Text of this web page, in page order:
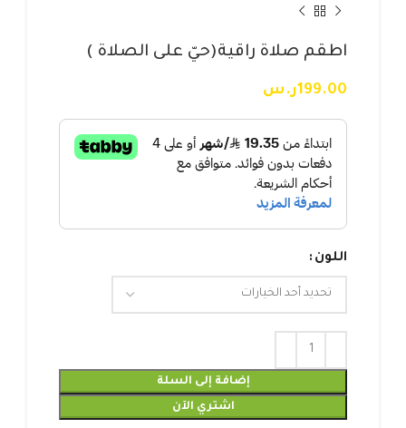
اطقم صلاة راقية(حيّ على الصلاة )
199.00ر.س
اللون
إضافة إلى السلة
اشتري الآن